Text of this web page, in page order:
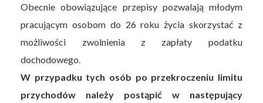
Obecnie obowiązujące przepisy pozwalają młodym
pracującym osobom do 26 roku życia skorzystać z
możliwości zwolnienia z zapłaty podatku
dochodowego.
W przypadku tych osób po przekroczeniu limitu
przychodów należy postąpić w następujący